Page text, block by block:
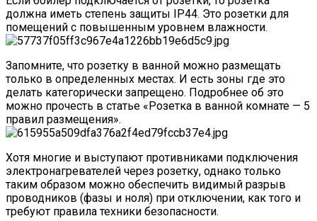
должна иметь степень защиты IP44. Это розетки для
помещений с повышенным уровнем влажности.
Запомните, что розетку в ванной можно размещать
только в определенных местах. И есть зоны где это
делать категорически запрещено. Подробнее об это
можно прочесть в статье «Розетка в ванной комнате — 5
правил размещения».
Хотя многие и выступают противниками подключения
электронагревателей через розетку, однако только
таким образом можно обеспечить видимый разрыв
проводников (фазы и ноля) при отключении, как того и
требуют правила техники безопасности.